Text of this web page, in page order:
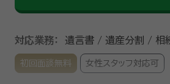
対応業務： 遺言書 / 遺産分割 / 相
初回面談無料 女性スタッフ対応可